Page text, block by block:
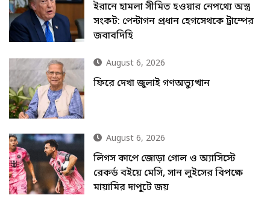
ইরানে হামলা সীমিত হওয়ার নেপথ্যে অস্ত্র
সংকট: পেন্টাগন প্রধান হেগসেথকে ট্রাম্পের
জবাবদিহি
August 6, 2026
ফিরে দেখা জুলাই গণঅভ্যুত্থান
August 6, 2026
লিগস কাপে জোড়া গোল ও অ্যাসিস্টে
রেকর্ড বইয়ে মেসি, সান লুইসের বিপক্ষে
মায়ামির দাপুটে জয়